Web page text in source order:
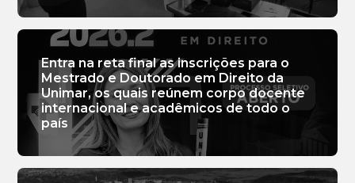
Entra na reta final as inscrições para o
Mestrado e Doutorado em Direito da
Unimar, os quais reúnem corpo docente
internacional e acadêmicos de todo o
país